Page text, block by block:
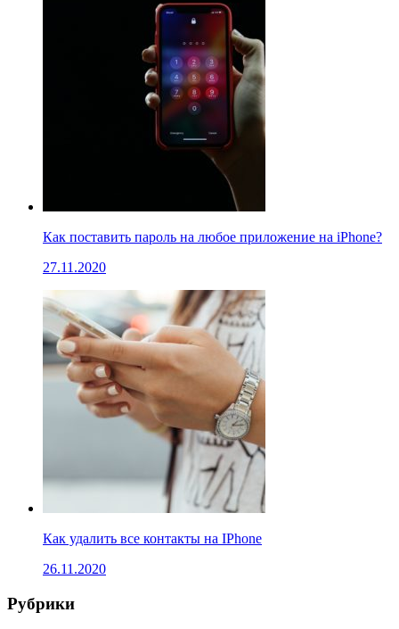
Как поставить пароль на любое приложение на iPhone?
27.11.2020
Как удалить все контакты на IPhone
26.11.2020
Рубрики